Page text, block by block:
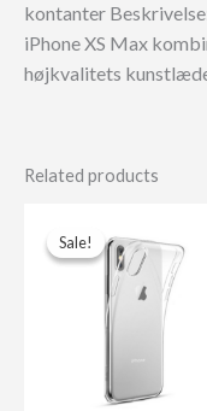
kontanter
iPhone XS Max
højkvalitets
Related products
Sale!
Sale!